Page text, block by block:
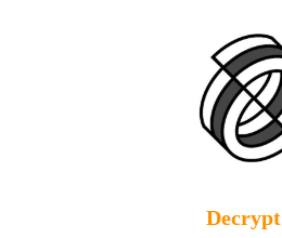
Decrypt